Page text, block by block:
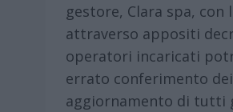
gestore, Clara spa,
attraverso appositi
operatori incaricati
errato conferimento
aggiornamento di tutti